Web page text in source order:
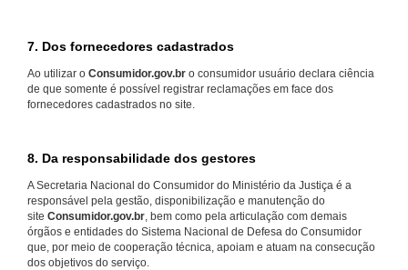
7. Dos fornecedores cadastrados
Ao utilizar o Consumidor.gov.br o consumidor usuário declara ciência
de que somente é possível registrar reclamações em face dos
fornecedores cadastrados no site.
8. Da responsabilidade dos gestores
A Secretaria Nacional do Consumidor do Ministério da Justiça é a
responsável pela gestão, disponibilização e manutenção do
site Consumidor.gov.br, bem como pela articulação com demais
órgãos e entidades do Sistema Nacional de Defesa do Consumidor
que, por meio de cooperação técnica, apoiam e atuam na consecução
dos objetivos do serviço.